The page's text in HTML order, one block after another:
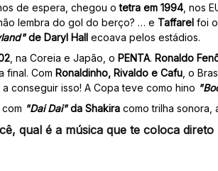
de espera, chegou otetra em 1994 , nos
lembra do gol do berço? … e Taffarel foi
de Daryl Hall ecoava pelos estádios.
, na Coreia e Japão, o PENTA. Ronaldo
final. Com Ronaldinho, Rivaldo e Cafu , o
conseguir isso! A Copa teve como hino
"Dai Dai"da Shakira como trilha sonora,
qual é a música que te coloca direto